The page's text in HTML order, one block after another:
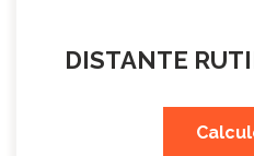
DISTANTE